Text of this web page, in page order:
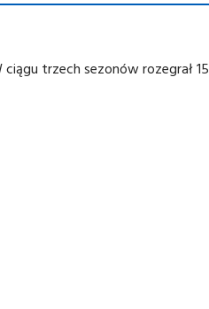
trzech sezonów rozegrał 15